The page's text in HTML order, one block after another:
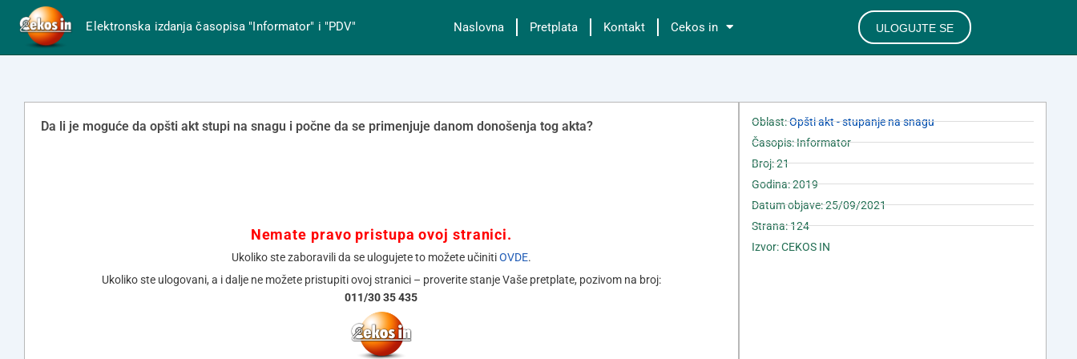
Elektronska izdanja časopisa "Informator" i "PDV" Naslovna Pretplata Kontakt Cekos in ULOGUJTE SE
Da li je moguće da opšti akt stupi na snagu i počne da se primenjuje danom donošenja tog akta?
Nemate pravo pristupa ovoj stranici.
Ukoliko ste zaboravili da se ulogujete to možete učinitiOVDE.
Ukoliko ste ulogovani, a i dalje ne možete pristupiti ovoj stranici – proverite stanje Vaše pretplate, pozivom na broj:
011/30 35 435
Oblast:Opšti akt - stupanje na snagu
Časopis: Informator
Broj: 21
Godina: 2019
Datum objave: 25/09/2021
Strana: 124
Izvor: CEKOS IN